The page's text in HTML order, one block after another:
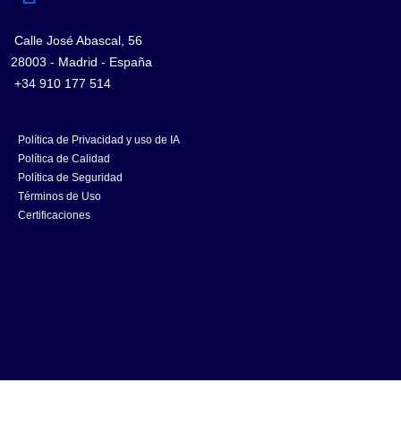
Calle José Abascal, 56
28003 - Madrid - España
+34 910 177 514
Política de Privacidad y uso de IA
Política de Calidad
Política de Seguridad
Términos de Uso
Certificaciones